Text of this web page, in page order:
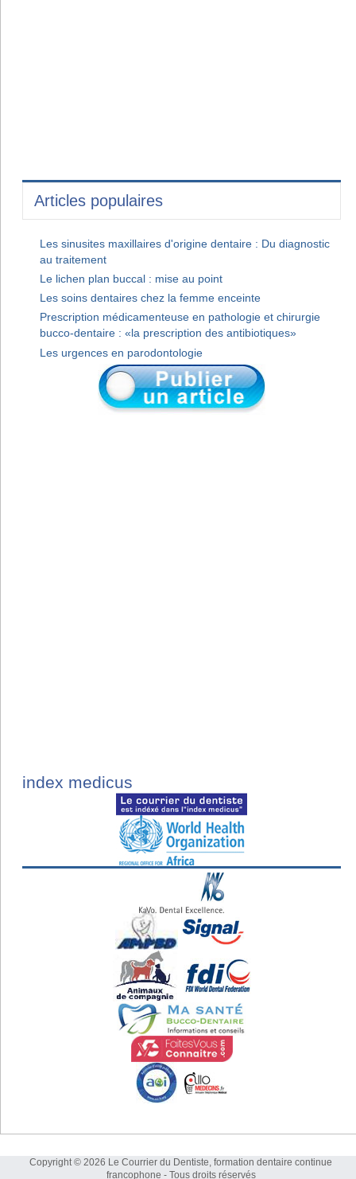
Articles populaires
Les sinusites maxillaires d'origine dentaire : Du diagnostic
au traitement
Le lichen plan buccal : mise au point
Les soins dentaires chez la femme enceinte
Prescription médicamenteuse en pathologie et chirurgie
bucco-dentaire : «la prescription des antibiotiques»
Les urgences en parodontologie
index medicus
Copyright © 2026 Le Courrier du Dentiste, formation dentaire continue
francophone - Tous droits réservés